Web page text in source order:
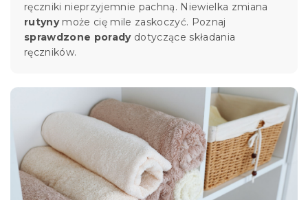
ręczniki nieprzyjemnie pachną. Niewielka zmiana
rutynymoże cię mile zaskoczyć. Poznaj
sprawdzone poradydotyczące składania
ręczników.